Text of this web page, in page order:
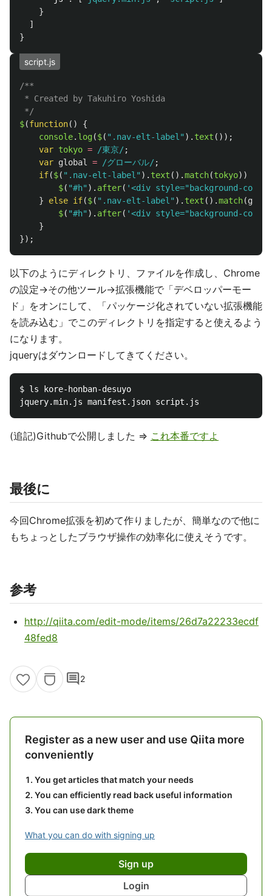
}
]
}
script.js
/**
* Created by Takuhiro Yoshida
*/
$(function()
{
console. log($( " .nav-elt-label " ). text ());
var tokyo = /東京/;
var global = /グローバル/;
if($( " .nav-elt-label " ). text ().match(tokyo))
$( "#h" ). after( '<div style="background-
}
else if($( " .nav-elt-label " ). text ().match(
$( "#h" ). after( '<div style="background-
}
});
以下のようにディレクトリ、ファイルを作成し、Chrome
の設定->その他ツール->拡張機能で「デベロッパーモー
ド」をオンにして、「パッケージ化されていない拡張機能
を読み込む」でこのディレクトリを指定すると使えるよう
になります。
jqueryはダウンロードしてきてください。
$ ls kore-honban-desuyo
(追記)Githubで公開しました => これ本番ですよ
最後に
今回Chrome拡張を初めて作りましたが、簡単なので他に
もちょっとしたブラウザ操作の効率化に使えそうです。
参考
http://qiita.com/edit-mode/items/26d7a22233ecdf
48fed8
comment2
Register as a new user and use Qiita more
conveniently
You get articles that match your needs
You can efficiently read back useful information
You can use dark theme
What you can do with signing up
Sign up
Login